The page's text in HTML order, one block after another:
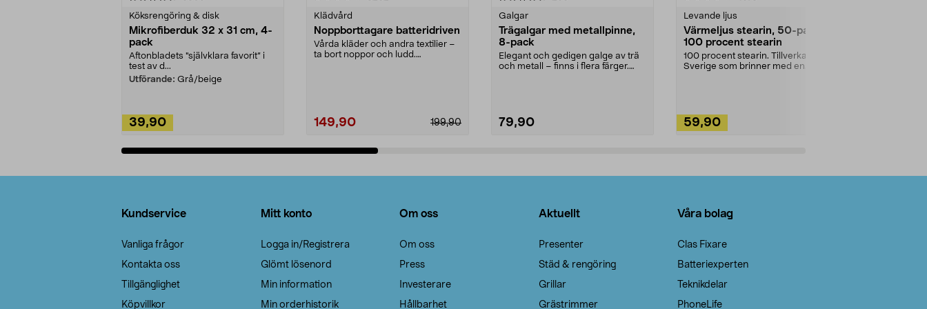
Köksrengöring & disk
Mikrofiberduk 32 x 31 cm, 4-
pack
Aftonbladets "självklara favorit” i
test av d...
Utförande: Grå/beige
39,90
Klädvård
Noppborttagare batteridriven
Vårda kläder och andra textilier –
ta bort noppor och ludd.
199,90
149,90
Galgar
Trägalgar med metallpinne,
8-pack
Elegant och gedigen galge av trä
och metall – finns i flera färger.
79,90
Levande ljus
Värmeljus stearin, 50-pack,
100 procent stearin
100 procent stearin. Tillverkade i
Sverige som brinner med en
59,90
Kundservice
Vanliga frågor
Kontakta oss
Tillgänglighet
Köpvillkor
Mitt konto
Logga in/Registrera
Glömt lösenord
Min information
Min orderhistorik
Om oss
Om oss
Press
Investerare
Hållbarhet
Aktuellt
Presenter
Städ & rengöring
Grillar
Grästrimmer
Våra bolag
Clas Fixare
Batteriexperten
Teknikdelar
PhoneLife